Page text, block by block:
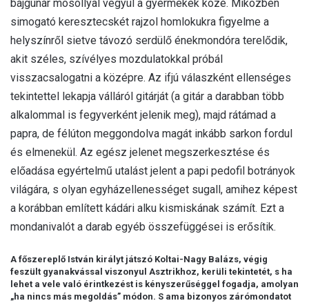
bájgúnár mosollyal vegyül a gyermekek közé. Miközben
simogató keresztecskét rajzol homlokukra figyelme a
helyszínről sietve távozó serdülő énekmondóra terelődik,
akit széles, szívélyes mozdulatokkal próbál
visszacsalogatni a középre. Az ifjú válaszként ellenséges
tekintettel lekapja válláról gitárját (a gitár a darabban több
alkalommal is fegyverként jelenik meg), majd rátámad a
papra, de félúton meggondolva magát inkább sarkon fordul
és elmenekül. Az egész jelenet megszerkesztése és
előadása egyértelmű utalást jelent a papi pedofil botrányok
világára, s olyan egyházellenességet sugall, amihez képest
a korábban említett kádári alku kismiskának számít. Ezt a
mondanivalót a darab egyéb összefüggései is erősítik.
A főszereplő István királyt játszó Koltai-Nagy Balázs, végig
feszült gyanakvással viszonyul Asztrikhoz, kerüli tekintetét, s ha
lehet a vele való érintkezést is kényszerűséggel fogadja, amolyan
„ha nincs más megoldás” módon. S ama bizonyos zárómondatot